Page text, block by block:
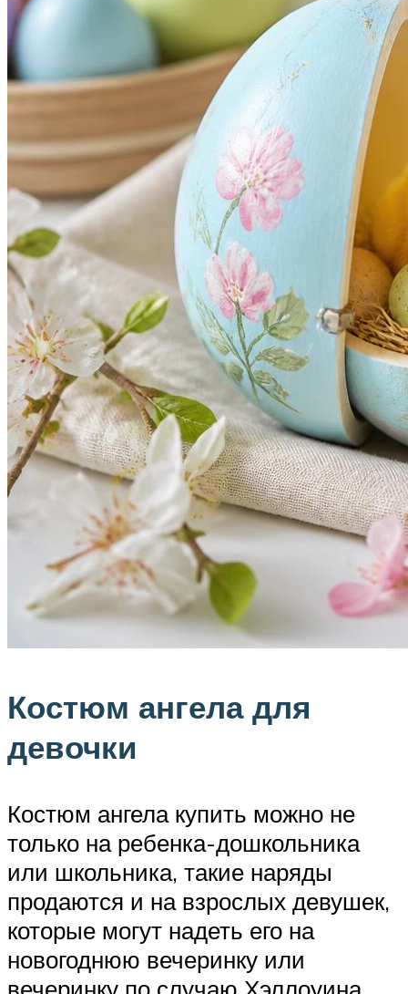
Костюм ангела для
девочки
Костюм ангела купить можно не
только на ребенка-дошкольника
или школьника, такие наряды
продаются и на взрослых девушек,
которые могут надеть его на
новогоднюю вечеринку или